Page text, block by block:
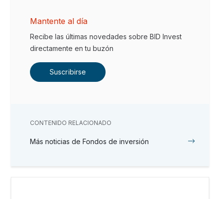
Mantente al día
Recibe las últimas novedades sobre BID Invest
directamente en tu buzón
Suscribirse
CONTENIDO RELACIONADO
Más noticias de Fondos de inversión